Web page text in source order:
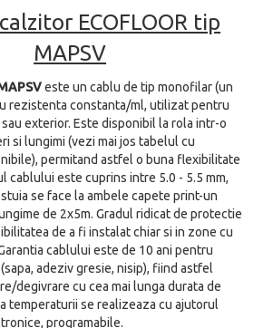
ECOFLOOR tip
MAPSV
este un cablu de tip monofilar (un
rezistenta constanta/ml, utilizat pentru
exterior. Este disponibil la rola intr-o
si lungimi (vezi mai jos tabelul cu
permitand astfel o buna flexibilitate
cablului este cuprins intre 5.0 - 5.5 mm,
se face la ambele capete print-un
de 2x5m. Gradul ridicat de protectie
de a fi instalat chiar si in zone cu
cablului este de 10 ani pentru
adeziv gresie, nisip), fiind astfel
degivrare cu cea mai lunga durata de
temperaturii se realizeaza cu ajutorul
programabile.